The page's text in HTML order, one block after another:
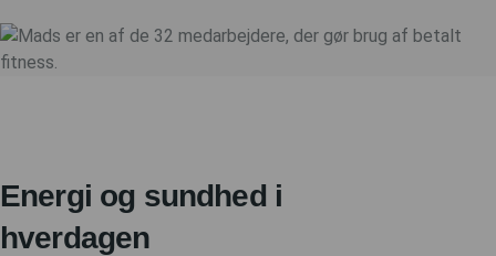
Energi og sundhed i
hverdagen